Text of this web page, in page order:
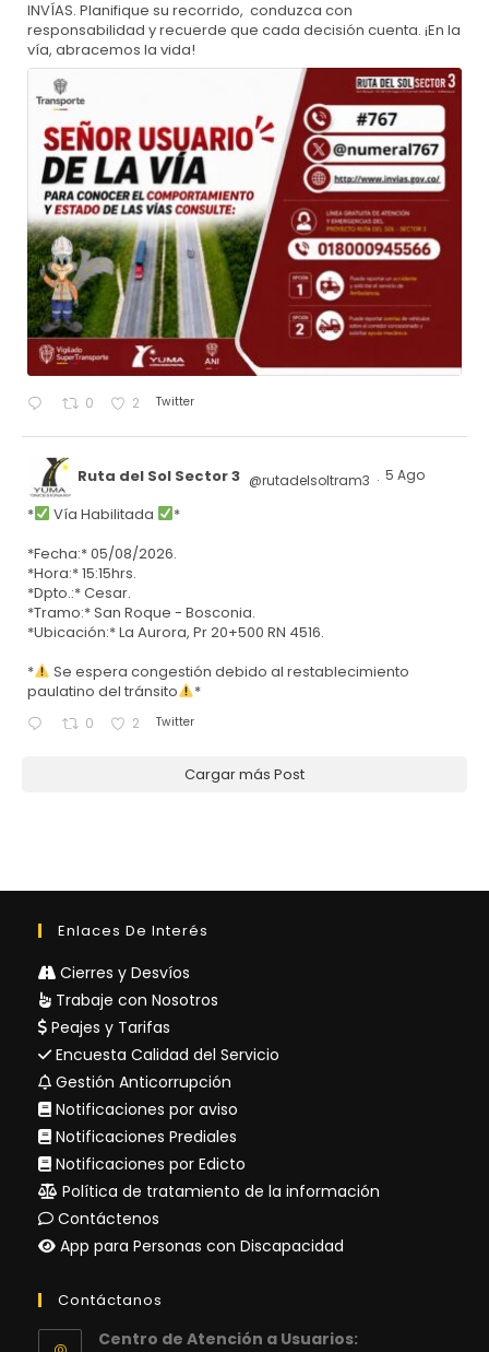
INVÍAS. Planifique su recorrido, conduzca con
responsabilidad y recuerde que cada decisión cuenta. ¡En la
vía, abracemos la vida!
0 2 Twitter
Ruta del Sol Sector 3 @rutadelsoltram3 · 5 Ago
* Vía Habilitada
*
*Fecha:* 05/08/2026.
*Hora:* 15:15hrs.
*Dpto.:* Cesar.
*Tramo:* San Roque - Bosconia.
*Ubicación:* La Aurora, Pr 20+500 RN 4516.
*
Se espera congestión debido al restablecimiento
paulatino del tránsito
*
0 2 Twitter
Cargar más Post
Enlaces De Interés
Cierres y Desvíos
Trabaje con Nosotros
Peajes y Tarifas
Encuesta Calidad del Servicio
Gestión Anticorrupción
Notificaciones por aviso
Notificaciones Prediales
Notificaciones por Edicto
Política de tratamiento de la información
Contáctenos
App para Personas con Discapacidad
Contáctanos
Centro de Atención a Usuarios: